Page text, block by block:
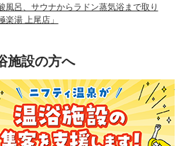
風呂、サウナからラドン蒸気浴まで取り
楽湯 上尾店」
施設の方へ